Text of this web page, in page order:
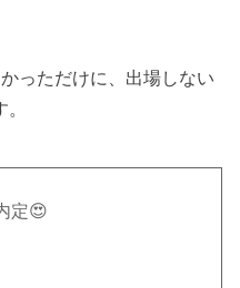
っただけに、出場しない
定😍